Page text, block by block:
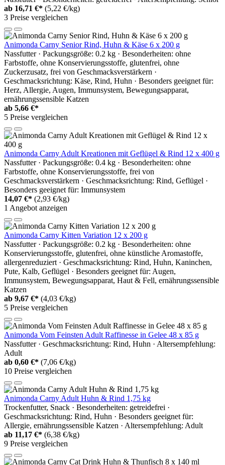
ab 16,71 €* (5,22 €/kg)
3 Preise vergleichen
Animonda Carny Senior Rind, Huhn & Käse 6 x 200 g
Nassfutter · Packungsgröße: 0.2 kg · Besonderheiten: ohne
Farbstoffe, ohne Konservierungsstoffe, glutenfrei, ohne
Zuckerzusatz, frei von Geschmacksverstärkern ·
Geschmacksrichtung: Käse, Rind, Huhn · Besonders geeignet für:
Herz, Allergie, Augen, Immunsystem, Bewegungsapparat,
ernährungssensible Katzen
ab 5,66 €*
5 Preise vergleichen
Animonda Carny Adult Kreationen mit Geflügel & Rind 12 x 400 g
Nassfutter · Packungsgröße: 0.4 kg · Besonderheiten: ohne
Farbstoffe, ohne Konservierungsstoffe, frei von
Geschmacksverstärkern · Geschmacksrichtung: Rind, Geflügel ·
Besonders geeignet für: Immunsystem
14,07 €* (2,93 €/kg)
1 Angebot anzeigen
Animonda Carny Kitten Variation 12 x 200 g
Nassfutter · Packungsgröße: 0.2 kg · Besonderheiten: ohne
Konservierungsstoffe, glutenfrei, ohne künstliche Aromastoffe,
allergenreduziert · Geschmacksrichtung: Rind, Huhn, Kaninchen,
Pute, Kalb, Geflügel · Besonders geeignet für: Augen,
Immunsystem, Bewegungsapparat, Haut & Fell, ernährungssensible
Katzen
ab 9,67 €* (4,03 €/kg)
5 Preise vergleichen
Animonda Vom Feinsten Adult Raffinesse in Gelee 48 x 85 g
Nassfutter · Geschmacksrichtung: Rind, Huhn · Altersempfehlung:
Adult
ab 0,60 €* (7,06 €/kg)
10 Preise vergleichen
Animonda Carny Adult Huhn & Rind 1,75 kg
Trockenfutter, Snack · Besonderheiten: getreidefrei ·
Geschmacksrichtung: Rind, Huhn · Besonders geeignet für:
Allergie, ernährungssensible Katzen · Altersempfehlung: Adult
ab 11,17 €* (6,38 €/kg)
9 Preise vergleichen